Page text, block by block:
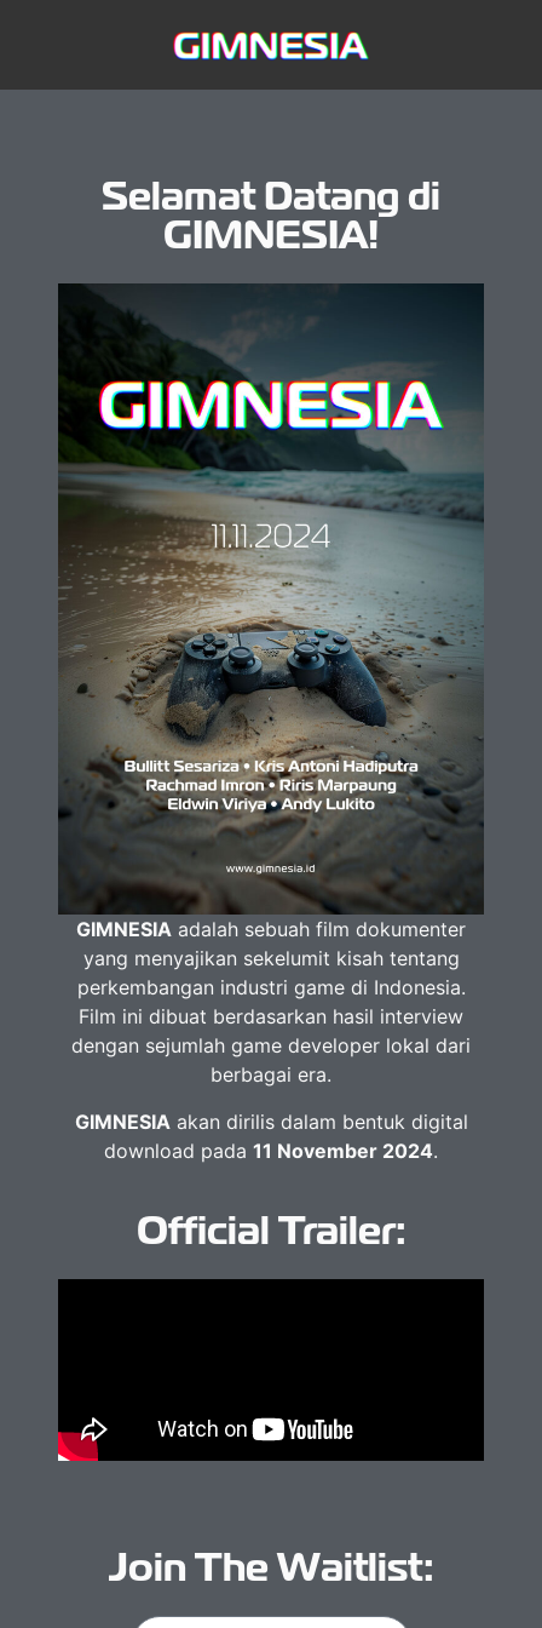
Selamat Datang di
GIMNESIA!
GIMNESIA adalah sebuah film dokumenter
yang menyajikan sekelumit kisah tentang
perkembangan industri game di Indonesia.
Film ini dibuat berdasarkan hasil interview
dengan sejumlah game developer lokal dari
berbagai era.
GIMNESIA akan dirilis dalam bentuk digital
download pada 11 November 2024.
Official Trailer:
Join The Waitlist: